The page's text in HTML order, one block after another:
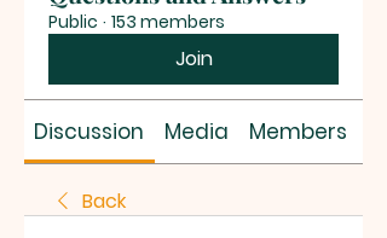
Public · 153 members
Join
Discussion Media Members
Back